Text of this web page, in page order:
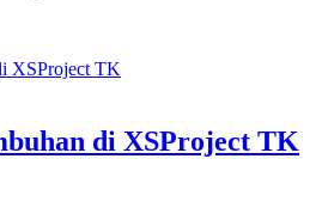
di XSProject TK